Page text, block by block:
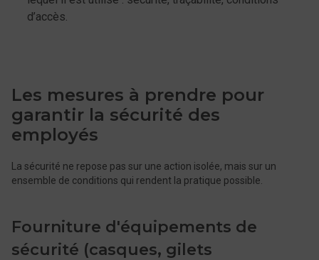
d’accès.
Les mesures à prendre pour
garantir la sécurité des
employés
La sécurité ne repose pas sur une action isolée, mais sur un
ensemble de conditions qui rendent la pratique possible.
Fourniture d'équipements de
sécurité (casques, gilets